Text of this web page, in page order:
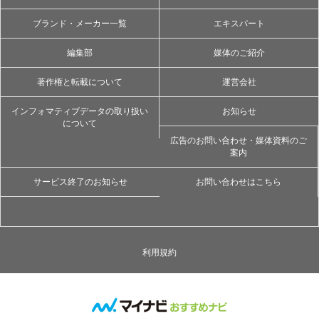
ブランド・メーカー一覧 エキスパート
編集部 媒体のご紹介
著作権と転載について 運営会社
インフォマティブデータの取り扱い
について
お知らせ
広告のお問い合わせ・媒体資料のご
案内
サービス終了のお知らせ お問い合わせはこちら
利用規約